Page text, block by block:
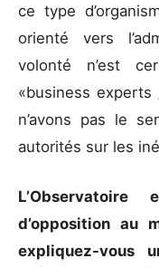
ce type
orienté vers
volonté n’est
«business experts
n’avons pas le
autorités sur les
d’opposition au
expliquez-vous